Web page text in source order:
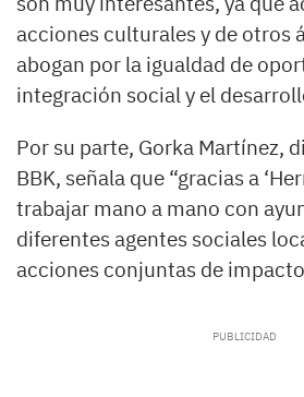
acciones culturales y de otros
abogan por la igualdad de
integración social y el
Por su parte, Gorka Martínez,
BBK, señala que “gracias a
trabajar mano a mano con
diferentes agentes sociales
acciones conjuntas de